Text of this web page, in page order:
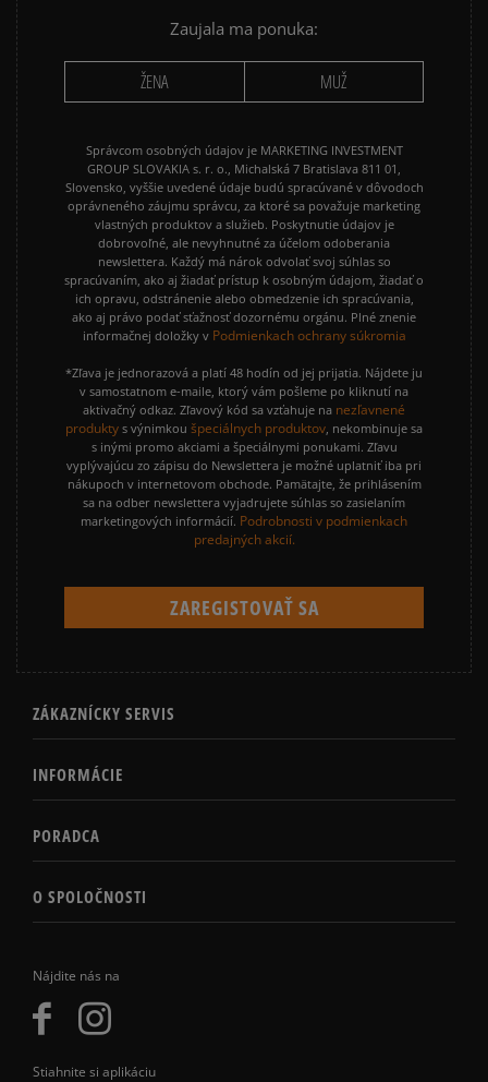
Nájdite nás na
Stiahnite si aplikáciu
Zaujala ma ponuka:
ŽENA MUŽ
Správcom osobných údajov je MARKETING INVESTMENT
GROUP SLOVAKIA s. r. o., Michalská 7 Bratislava 811 01,
Slovensko, vyššie uvedené údaje budú spracúvané v dôvodoch
oprávneného záujmu správcu, za ktoré sa považuje marketing
vlastných produktov a služieb. Poskytnutie údajov je
dobrovoľné, ale nevyhnutné za účelom odoberania
newslettera. Každý má nárok odvolať svoj súhlas so
spracúvaním, ako aj žiadať prístup k osobným údajom, žiadať o
ich opravu, odstránenie alebo obmedzenie ich spracúvania,
ako aj právo podať sťažnosť dozornému orgánu. Plné znenie
informačnej doložky v Podmienkach ochrany súkromia
*Zľava je jednorazová a platí 48 hodín od jej prijatia. Nájdete ju
v samostatnom e-maile, ktorý vám pošleme po kliknutí na
aktivačný odkaz. Zľavový kód sa vzťahuje na nezľavnené
produkty s výnimkou špeciálnych produktov, nekombinuje sa
s inými promo akciami a špeciálnymi ponukami. Zľavu
vyplývajúcu zo zápisu do Newslettera je možné uplatniť iba pri
nákupoch v internetovom obchode. Pamätajte, že prihlásením
sa na odber newslettera vyjadrujete súhlas so zasielaním
marketingových informácií. Podrobnosti v podmienkach
predajných akcií.
ZÁKAZNÍCKY SERVIS
INFORMÁCIE
PORADCA
O SPOLOČNOSTI